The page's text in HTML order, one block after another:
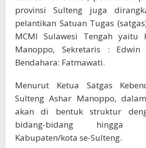
provinsi Sulteng juga
pelantikan Satuan Tugas
MCMI Sulawesi Tengah yaitu
Manoppo, Sekretaris : Edwin
Bendahara: Fatmawati.
Menurut Ketua Satgas
Sulteng Ashar Manoppo,
akan di bentuk struktur
bidang-bidang hingga
Kabupaten/kota se-Sulteng.